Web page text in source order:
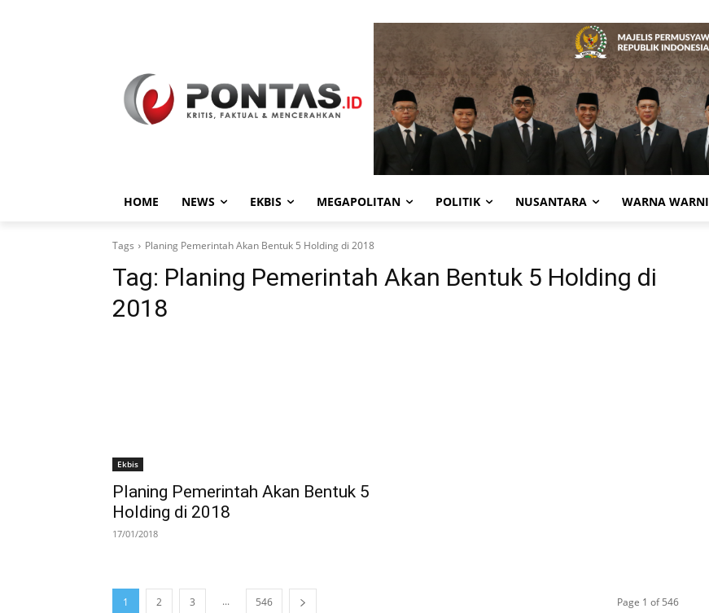
HOME NEWS EKBIS MEGAPOLITAN POLITIK NUSANTARA WARNA WARNI
Tags Planing Pemerintah Akan Bentuk 5 Holding di 2018
Tag: Planing Pemerintah Akan Bentuk 5 Holding di
2018
Ekbis
Planing Pemerintah Akan Bentuk 5
Holding di 2018
17/01/2018
1 2 3 ... 546 Page 1 of 546